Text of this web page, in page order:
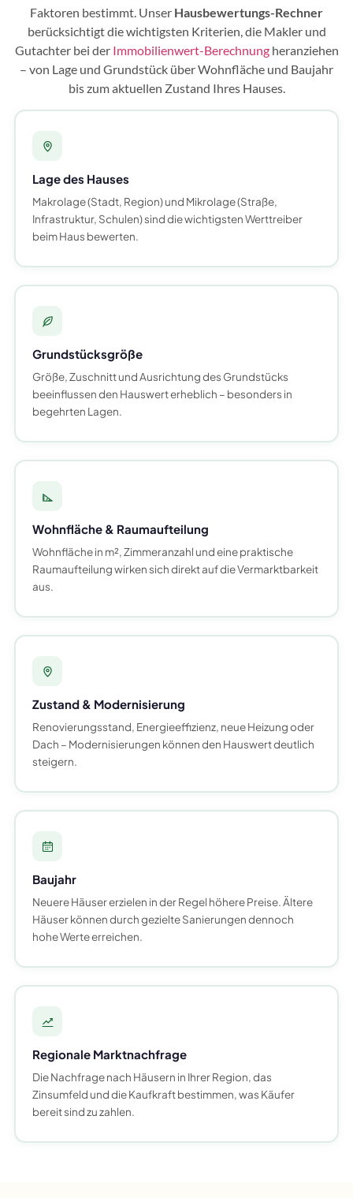
Faktoren bestimmt. Unser Hausbewertungs-Rechner
berücksichtigt die wichtigsten Kriterien, die Makler und
Gutachter bei der Immobilienwert-Berechnungheranziehen
– von Lage und Grundstück über Wohnfläche und Baujahr
bis zum aktuellen Zustand Ihres Hauses.
Lage des Hauses
Makrolage (Stadt, Region) und Mikrolage (Straße,
Infrastruktur, Schulen) sind die wichtigsten Werttreiber
beim Haus bewerten.
Grundstücksgröße
Größe, Zuschnitt und Ausrichtung des Grundstücks
beeinflussen den Hauswert erheblich – besonders in
begehrten Lagen.
Wohnfläche & Raumaufteilung
Wohnfläche in m², Zimmeranzahl und eine praktische
Raumaufteilung wirken sich direkt auf die Vermarktbarkeit
aus.
Zustand & Modernisierung
Renovierungsstand, Energieeffizienz, neue Heizung oder
Dach – Modernisierungen können den Hauswert deutlich
steigern.
Baujahr
Neuere Häuser erzielen in der Regel höhere Preise. Ältere
Häuser können durch gezielte Sanierungen dennoch
hohe Werte erreichen.
Regionale Marktnachfrage
Die Nachfrage nach Häusern in Ihrer Region, das
Zinsumfeld und die Kaufkraft bestimmen, was Käufer
bereit sind zu zahlen.